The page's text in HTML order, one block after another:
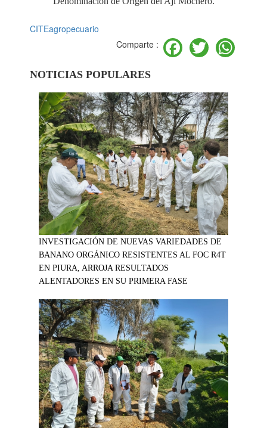
CITEagropecuario
Comparte :
Facebook
Twitter
NOTICIAS POPULARES
INVESTIGACIÓN DE NUEVAS VARIEDADES DE
BANANO ORGÁNICO RESISTENTES AL FOC R4T
EN PIURA, ARROJA RESULTADOS
ALENTADORES EN SU PRIMERA FASE